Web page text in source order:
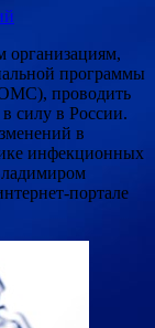
программы
проводить
силу в России.
в
инфекционных
портале